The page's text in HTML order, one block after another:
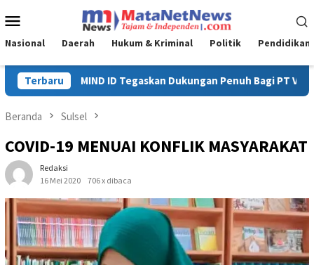
ke
Mobile
Nasional Daerah Hukum & Kriminal Politik Pendidikan
Terbaru
Bagi PT Vale di Pomalaa, Perkuat Kepastian Investasi
Beranda Sulsel
COVID-19 MENUAI KONFLIK MASYARAKAT
Redaksi
16 Mei 2020
706 x dibaca